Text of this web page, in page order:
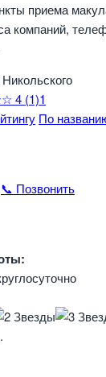
приема
компаний,
4 (1)1
По
📞 Позвонить